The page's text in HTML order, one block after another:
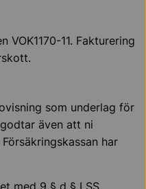
VOK1170-11. Fakturering
som underlag för
även att ni
har
med 9 § d § LSS,